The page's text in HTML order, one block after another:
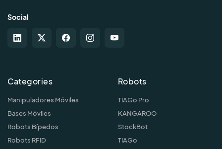
Social
Categories
Manipuladores Móviles
Bases Móviles
Robots Bípedos
Robots RFID
Robots
TIAGo Pro
KANGAROO
StockBot
TIAGo